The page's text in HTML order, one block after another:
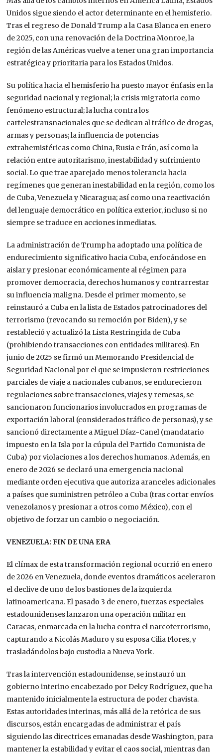
Unidos sigue siendo el actor determinante en el hemisferio.
Tras el regreso de Donald Trump a la Casa Blanca en enero
de 2025, con una renovación de la Doctrina Monroe, la
región de las Américas vuelve a tener una gran importancia
estratégica y prioritaria para los Estados Unidos.
Su política hacia el hemisferio ha puesto mayor énfasis en la
seguridad nacional y regional; la crisis migratoria como
fenómeno estructural; la lucha contra los
cartelestransnacionales que se dedican al tráfico de drogas,
armas y personas;la influencia de potencias
extrahemisféricas como China, Rusia e Irán, así como la
relación entre autoritarismo, inestabilidad y sufrimiento
social. Lo que trae aparejado menos tolerancia hacia
regímenes que generan inestabilidad en la región, como los
de Cuba, Venezuela y Nicaragua; así como una reactivación
del lenguaje democrático en política exterior, incluso si no
siempre se traduce en acciones inmediatas.
La administración de Trump ha adoptado una política de
endurecimiento significativo hacia Cuba, enfocándose en
aislar y presionar económicamente al régimen para
promover democracia, derechos humanos y contrarrestar
su influencia maligna. Desde el primer momento, se
reinstauró a Cuba en la lista de Estados patrocinadores del
terrorismo (revocando su remoción por Biden), y se
restableció y actualizó la Lista Restringida de Cuba
(prohibiendo transacciones con entidades militares). En
junio de 2025 se firmó un Memorando Presidencial de
Seguridad Nacional por el que se impusieron restricciones
parciales de viaje a nacionales cubanos, se endurecieron
regulaciones sobre transacciones, viajes y remesas, se
sancionaron funcionarios involucrados en programas de
exportación laboral (considerados tráfico de personas), y se
sancionó directamente a Miguel Díaz-Canel (mandatario
impuesto en la Isla por la cúpula del Partido Comunista de
Cuba) por violaciones a los derechos humanos. Además, en
enero de 2026 se declaró una emergencia nacional
mediante orden ejecutiva que autoriza aranceles adicionales
a países que suministren petróleo a Cuba (tras cortar envíos
venezolanos y presionar a otros como México), con el
objetivo de forzar un cambio o negociación.
VENEZUELA: FIN DE UNA ERA
El clímax de esta transformación regional ocurrió en enero
de 2026 en Venezuela, donde eventos dramáticos aceleraron
el declive de uno de los bastiones de la izquierda
latinoamericana. El pasado 3 de enero, fuerzas especiales
estadounidenses lanzaron una operación militar en
Caracas, enmarcada en la lucha contra el narcoterrorismo,
capturando a Nicolás Maduro y su esposa Cilia Flores, y
trasladándolos bajo custodia a Nueva York.
Tras la intervención estadounidense, se instauró un
gobierno interino encabezado por Delcy Rodríguez, que ha
mantenido inicialmente la estructura de poder chavista.
Estas autoridades interinas, más allá de la retórica de sus
discursos, están encargadas de administrar el país
siguiendo las directrices emanadas desde Washington, para
mantener la estabilidad y evitar el caos social, mientras dan